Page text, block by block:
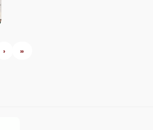
› »